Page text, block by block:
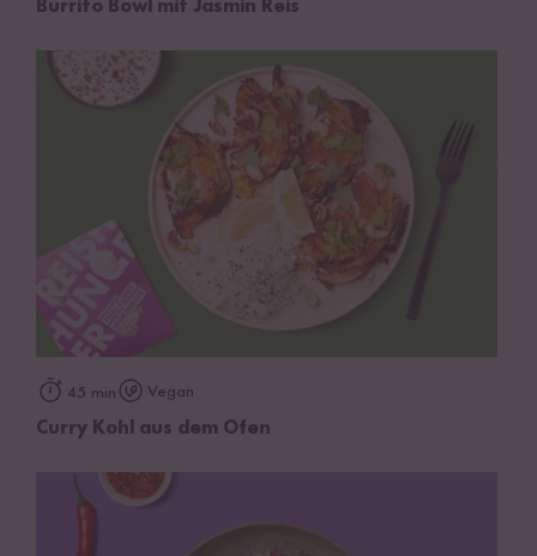
Burrito Bowl mit Jasmin Reis
45 min Vegan
Curry Kohl aus dem Ofen